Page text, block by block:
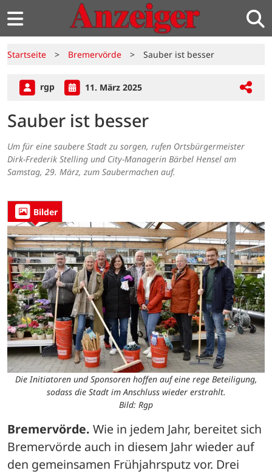
Startseite > Bremervörde > Sauber ist besser
rgp 11. März 2025
Sauber ist besser
Um für eine saubere Stadt zu sorgen, rufen Ortsbürgermeister
Dirk-Frederik Stelling und City-Managerin Bärbel Hensel am
Samstag, 29. März, zum Saubermachen auf.
Bilder
Die Initiatoren und Sponsoren hoffen auf eine rege Beteiligung,
sodass die Stadt im Anschluss wieder erstrahlt.
Bild: Rgp
Bremervörde. Wie in jedem Jahr, bereitet sich
Bremervörde auch in diesem Jahr wieder auf
den gemeinsamen Frühjahrsputz vor. Drei